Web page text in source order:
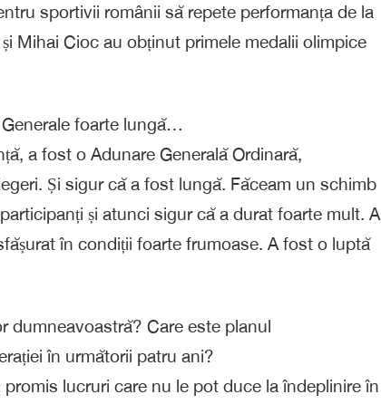
sportivii românii să repete performanța de la
Mihai Cioc au obținut primele medalii olimpice
foarte lungă…
a fost o Adunare Generală Ordinară,
Și sigur că a fost lungă. Făceam un schimb
și atunci sigur că a durat foarte mult. A
în condiții foarte frumoase. A fost o luptă
dumneavoastră? Care este planul
în următorii patru ani?
lucruri care nu le pot duce la îndeplinire în